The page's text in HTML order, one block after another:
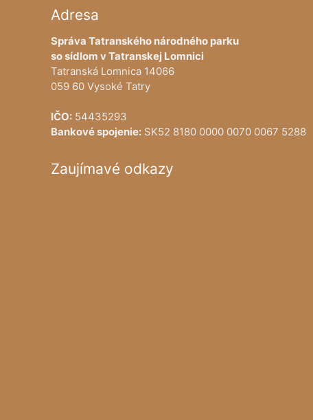
Adresa
Správa Tatranského národného parku
so sídlom v Tatranskej Lomnici
Tatranská Lomnica 14066
059 60 Vysoké Tatry
IČO: 54435293
Bankové spojenie: SK52 8180 0000 0070 0067 5288
Zaujímavé odkazy